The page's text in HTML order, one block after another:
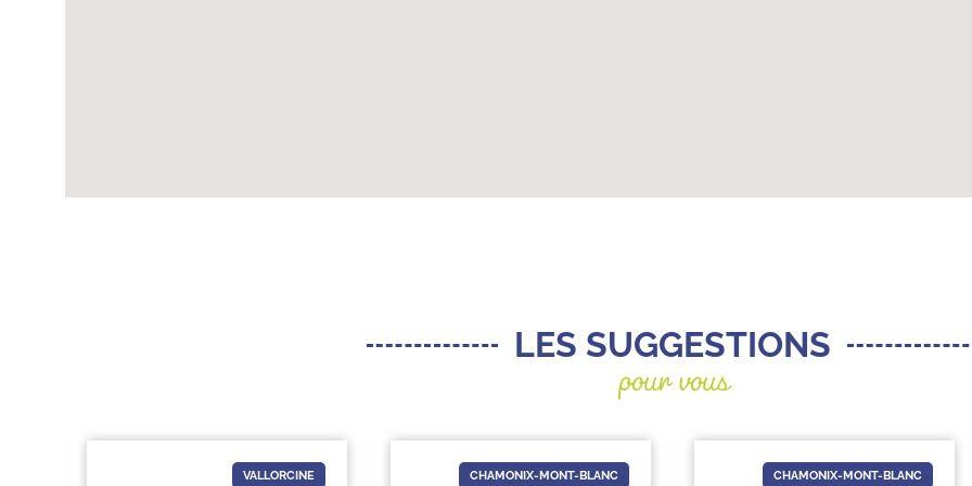
LES SUGGESTIONS
pour vous
CHAMONIX-MONT-BLANC CHAMONIX-MONT-BLANC